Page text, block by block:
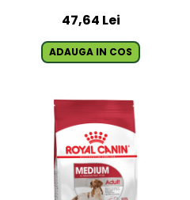
47,64 Lei
ADAUGA IN COS